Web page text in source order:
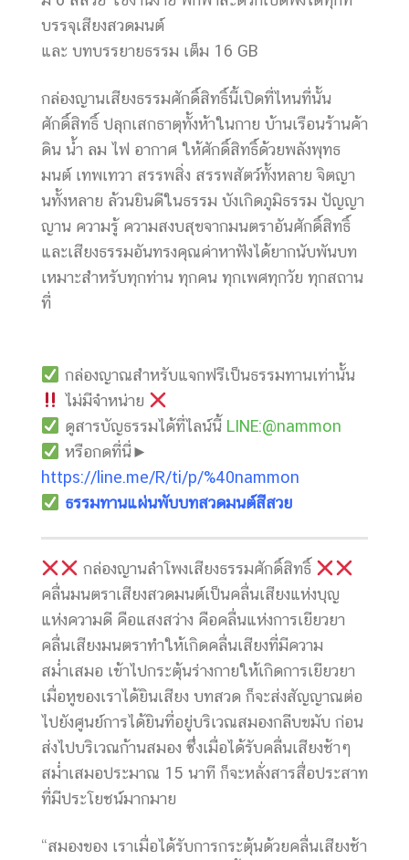
บรรจุเสียงสวดมนต์
และ บทบรรยายธรรม เต็ม 16 GB
กล่องญานเสียงธรรมศักดิ์สิทธิ์นี้เปิดที่ไหนที่นั้น
ศักดิ์สิทธิ์ ปลุกเสกธาตุทั้งห้าในกาย บ้านเรือนร้านค้า
ดิน น้ำ ลม ไฟ อากาศ ให้ศักดิ์สิทธิ์ด้วยพลังพุทธ
มนต์ เทพเทวา สรรพสิ่ง สรรพสัตว์ทั้งหลาย จิตญา
นทั้งหลาย ล้วนยินดีในธรรม บังเกิดภูมิธรรม ปัญญา
ญาน ความรู้ ความสงบสุขจากมนตราอันศักดิ์สิทธิ์
และเสียงธรรมอันทรงคุณค่าหาฟังได้ยากนับพันบท
เหมาะสำหรับทุกท่าน ทุกคน ทุกเพศทุกวัย ทุกสถาน
ที่
กล่องญาณสำหรับแจกฟรีเป็นธรรมทานเท่านั้น
ไม่มีจำหน่าย
ดูสารบัญธรรมได้ที่ไลน์นี้ LINE:@nammon
หรือกดที่นี่►
https://line.me/R/ti/p/%40nammon
ธรรมทานแผ่นพับบทสวดมนต์สีสวย
กล่องญานลำโพงเสียงธรรมศักดิ์สิทธิ์
คลื่นมนตราเสียงสวดมนต์เป็นคลื่นเสียงแห่งบุญ
แห่งความดี คือแสงสว่าง คือคลื่นแห่งการเยียวยา
คลื่นเสียงมนตราทำให้เกิดคลื่นเสียงที่มีความ
สม่ำเสมอ เข้าไปกระตุ้นร่างกายให้เกิดการเยียวยา
เมื่อหูของเราได้ยินเสียง บทสวด ก็จะส่งสัญญาณต่อ
ไปยังศูนย์การได้ยินที่อยู่บริเวณสมองกลีบขมับ ก่อน
ส่งไปบริเวณก้านสมอง ซึ่งเมื่อได้รับคลื่นเสียงช้าๆ
สม่ำเสมอประมาณ 15 นาที ก็จะหลั่งสารสื่อประสาท
ที่มีประโยชน์มากมาย
“สมองของ เราเมื่อได้รับการกระตุ้นด้วยคลื่นเสียงช้า